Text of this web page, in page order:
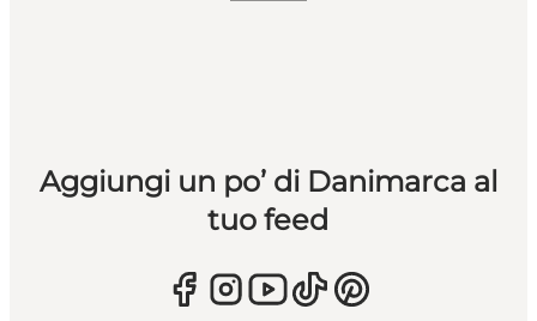
Aggiungi un po’ di Danimarca al
tuo feed